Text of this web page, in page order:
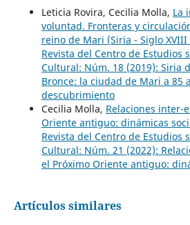
Leticia Rovira, Cecilia Molla, La
voluntad. Fronteras y
reino de Mari (Siria - Siglo XVIII
Revista del Centro de Estudios
Cultural: Núm. 18 (2019): Siria
Bronce: la ciudad de Mari a 85
descubrimiento
Cecilia Molla, Relaciones inter-
Oriente antiguo: dinámicas
Revista del Centro de Estudios
Cultural: Núm. 21 (2022):
el Próximo Oriente antiguo:
Artículos similares